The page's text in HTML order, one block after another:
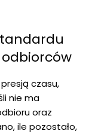
czasu,
nie ma
oraz
ile pozostało,